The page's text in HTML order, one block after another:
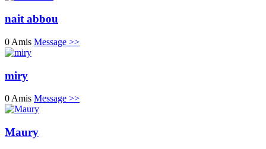
nait abbou
0 Amis Message >>
miry
0 Amis Message >>
Maury